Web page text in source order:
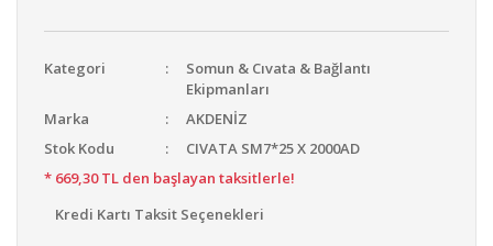
Kategori
Somun & Cıvata & Bağlantı
Ekipmanları
Marka
AKDENİZ
Stok Kodu
CIVATA SM7*25 X 2000AD
* 669,30 TL den başlayan taksitlerle!
Kredi Kartı Taksit Seçenekleri